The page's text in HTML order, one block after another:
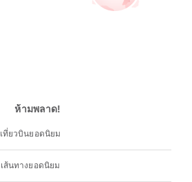
ห้ามพลาด!
เที่ยวบินยอดนิยม
เส้นทางยอดนิยม